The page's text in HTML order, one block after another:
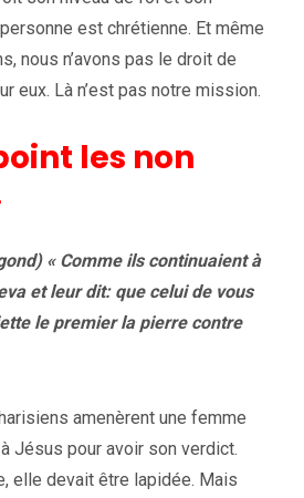
est chrétienne. Et même
nous n’avons pas le droit de
eux. Là n’est pas notre mission.
les non
« Comme ils continuaient à
et leur dit: que celui de vous
le premier la pierre contre
amenèrent une femme
Jésus pour avoir son verdict.
elle devait être lapidée. Mais